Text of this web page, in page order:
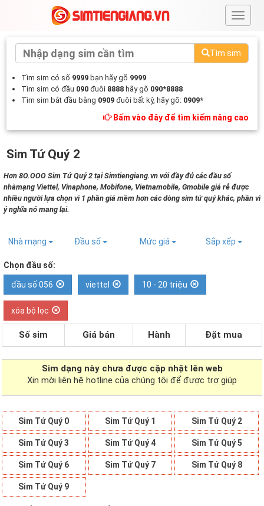
#
Tìm sim
Tìm sim có số 9999 bạn hãy gõ 9999
Tìm sim có đầu 090 đuôi 8888 hãy gõ 090*8888
Tìm sim bắt đầu bằng 0909 đuôi bất kỳ, hãy gõ: 0909*
Bấm vào đây để tìm kiếm nâng cao
Sim Tứ Quý 2
Hơn 8O.OOO Sim Tứ Quý 2 tại Simtiengiang.vn với đầy đủ các đầu số
nhàmạng Viettel, Vinaphone, Mobifone, Vietnamobile, Gmobile giá rẻ được
nhiều người lựa chọn vì 1 phần giá mềm hơn các dòng sim tứ quý khác, phần vì
ý nghĩa nó mang lại.
Nhà mạng Đầu số Mức giá Sắp xếp
Chọn đầu số:
đầu số 056 viettel 10 - 20 triệu
xóa bộ lọc
Số sim Giá bán Hành Đặt mua
Sim dạng này chưa được cập nhật lên web
Xin mời liên hệ hotline của chúng tôi để được trợ giúp
Sim Tứ Quý 0 Sim Tứ Quý 1 Sim Tứ Quý 2
Sim Tứ Quý 3 Sim Tứ Quý 4 Sim Tứ Quý 5
Sim Tứ Quý 6 Sim Tứ Quý 7 Sim Tứ Quý 8
Sim Tứ Quý 9